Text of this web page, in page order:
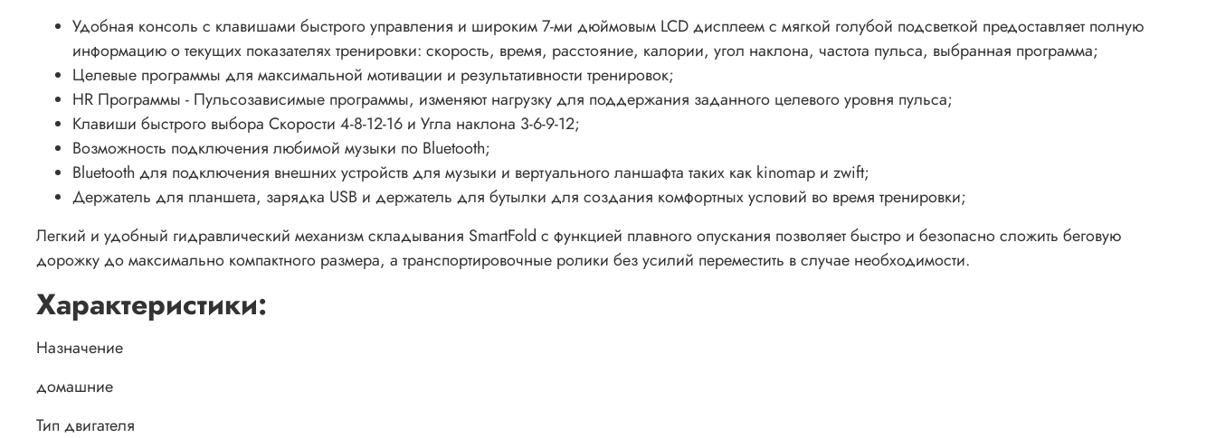
Удобная консоль с клавишами быстрого управления и широким 7-ми дюймовым LCD дисплеем с мягкой голубой подсветкой предоставляет полную
информацию о текущих показателях тренировки: скорость, время, расстояние, калории, угол наклона, частота пульса, выбранная программа;
Целевые программы для максимальной мотивации и результативности тренировок;
HR Программы - Пульсозависимые программы, изменяют нагрузку для поддержания заданного целевого уровня пульса;
Клавиши быстрого выбора Скорости 4-8-12-16 и Угла наклона 3-6-9-12;
Возможность подключения любимой музыки по Bluetooth;
Bluetooth для подключения внешних устройств для музыки и вертуального ланшафта таких как kinomap и zwift;
Держатель для планшета, зарядка USB и держатель для бутылки для создания комфортных условий во время тренировки;
Легкий и удобный гидравлический механизм складывания SmartFold с функцией плавного опускания позволяет быстро и безопасно сложить беговую
дорожку до максимально компактного размера, а транспортировочные ролики без усилий переместить в случае необходимости.
Характеристики:
Назначение
домашние
Тип двигателя